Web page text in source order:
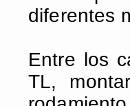
diferentes
Entre los
TL,